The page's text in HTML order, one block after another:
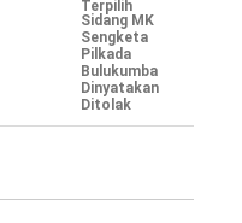
Terpilih
Sidang MK
Sengketa
Pilkada
Bulukumba
Dinyatakan
Ditolak